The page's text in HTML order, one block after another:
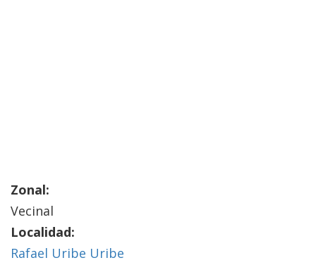
Zonal:
Vecinal
Localidad:
Rafael Uribe Uribe